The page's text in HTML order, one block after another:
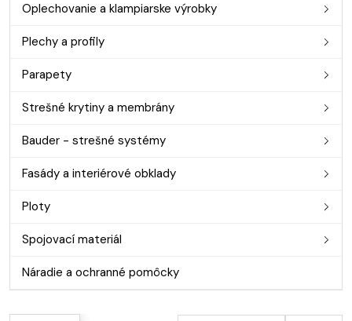
Oplechovanie a klampiarske výrobky
Plechy a profily
Parapety
Strešné krytiny a membrány
Bauder - strešné systémy
Fasády a interiérové obklady
Ploty
Spojovací materiál
Náradie a ochranné pomôcky